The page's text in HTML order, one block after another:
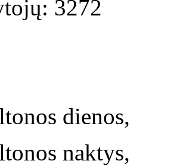
3272
dienos,
naktys,